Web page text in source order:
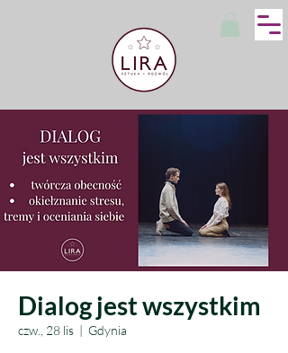
Dialog jest wszystkim
czw., 28 lis
  |
Gdynia